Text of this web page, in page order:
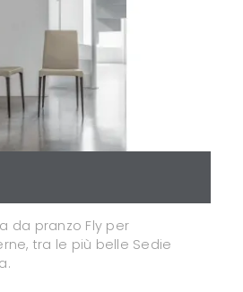
da pranzo Fly per
tra le più belle Sedie